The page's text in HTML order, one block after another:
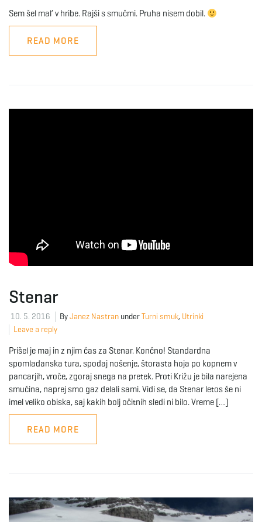
Sem šel mal’ v hribe. Rajši s smučmi. Pruha nisem dobil.
READ MORE
Stenar
10. 5. 2016 ByJanez Nastran underTurni smuk, Utrinki
Leave a reply
Prišel je maj in z njim čas za Stenar. Končno! Standardna
spomladanska tura, spodaj nošenje, štorasta hoja po kopnem v
pancarjih, vroče, zgoraj snega na pretek. Proti Križu je bila narejena
smučina, naprej smo gaz delali sami. Vidi se, da Stenar letos še ni
imel veliko obiska, saj kakih bolj očitnih sledi ni bilo. Vreme […]
READ MORE